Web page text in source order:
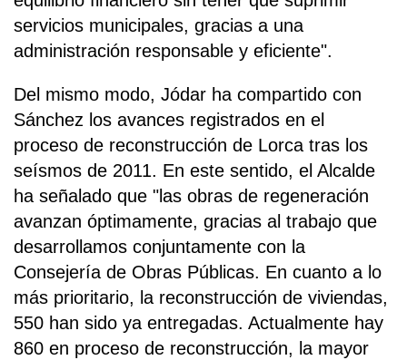
servicios municipales, gracias a una
administración responsable y eficiente".
Del mismo modo, Jódar ha compartido con
Sánchez los avances registrados en el
proceso de reconstrucción de Lorca tras los
seísmos de 2011. En este sentido, el Alcalde
ha señalado que "las obras de regeneración
avanzan óptimamente, gracias al trabajo que
desarrollamos conjuntamente con la
Consejería de Obras Públicas. En cuanto a lo
más prioritario, la reconstrucción de viviendas,
550 han sido ya entregadas. Actualmente hay
860 en proceso de reconstrucción, la mayor